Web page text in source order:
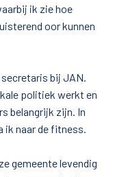
ik zie hoe
oor kunnen
bij JAN.
politiek werkt en
belangrijk zijn. In
ik naar de fitness.
gemeente levendig